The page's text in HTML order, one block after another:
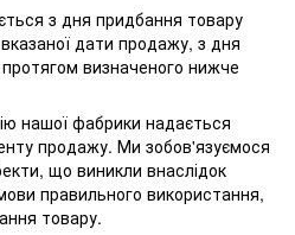
з дня придбання товару
дати продажу, з дня
визначеного нижче
нашої фабрики надається
продажу. Ми зобов'язуємося
що виникли внаслідок
правильного використання,
товару.